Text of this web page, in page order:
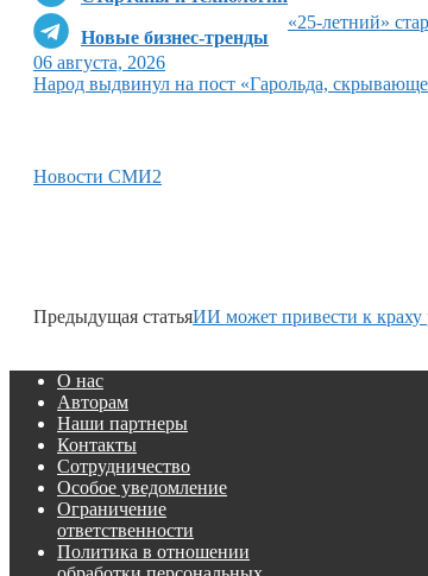
Новые бизнес-тренды
«25-летний»
06 августа, 2026
Народ выдвинул на пост «Гарольда,
Новости СМИ2
Предыдущая статьяИИ может привести к краху
О нас
Авторам
Наши партнеры
Контакты
Сотрудничество
Особое уведомление
Ограничение
ответственности
Политика в отношении